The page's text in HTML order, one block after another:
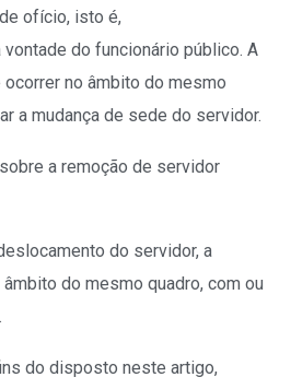
ofício, isto é,
do funcionário público. A
no âmbito do mesmo
a mudança de sede do servidor.
a remoção de servidor
do servidor, a
do mesmo quadro, com ou
do disposto neste artigo,